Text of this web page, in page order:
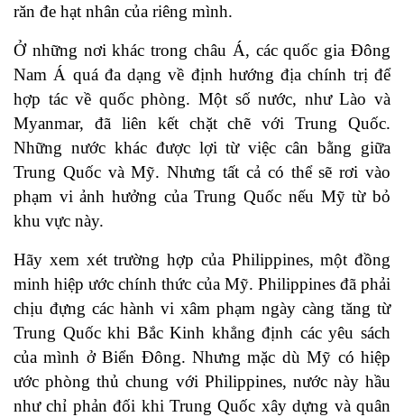
răn đe hạt nhân của riêng mình.
Ở những nơi khác trong châu Á, các quốc gia Đông
Nam Á quá đa dạng về định hướng địa chính trị để
hợp tác về quốc phòng. Một số nước, như Lào và
Myanmar, đã liên kết chặt chẽ với Trung Quốc.
Những nước khác được lợi từ việc cân bằng giữa
Trung Quốc và Mỹ. Nhưng tất cả có thể sẽ rơi vào
phạm vi ảnh hưởng của Trung Quốc nếu Mỹ từ bỏ
khu vực này.
Hãy xem xét trường hợp của Philippines, một đồng
minh hiệp ước chính thức của Mỹ. Philippines đã phải
chịu đựng các hành vi xâm phạm ngày càng tăng từ
Trung Quốc khi Bắc Kinh khẳng định các yêu sách
của mình ở Biển Đông. Nhưng mặc dù Mỹ có hiệp
ước phòng thủ chung với Philippines, nước này hầu
như chỉ phản đối khi Trung Quốc xây dựng và quân